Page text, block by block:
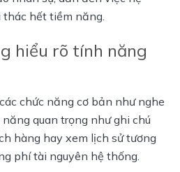
hết tiềm năng.
hiểu rõ tính năng
chức năng cơ bản như nghe
quan trọng như ghi chú
hàng hay xem lịch sử tương
phí tài nguyên hệ thống.